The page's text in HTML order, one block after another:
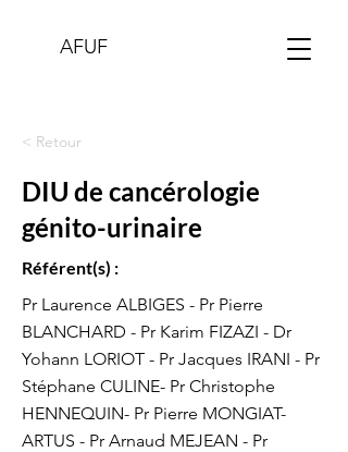
AFUF
< Retour
DIU de cancérologie
génito-urinaire
Référent(s) :
Pr Laurence ALBIGES - Pr Pierre
BLANCHARD - Pr Karim FIZAZI - Dr
Yohann LORIOT - Pr Jacques IRANI - Pr
Stéphane CULINE- Pr Christophe
HENNEQUIN- Pr Pierre MONGIAT-
ARTUS - Pr Arnaud MEJEAN - Pr